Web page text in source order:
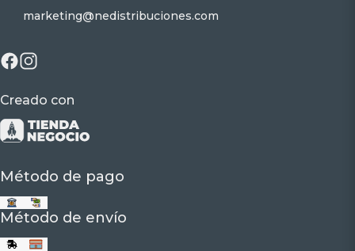
marketing@nedistribuciones.com
Creado con
Método de pago
Método de envío